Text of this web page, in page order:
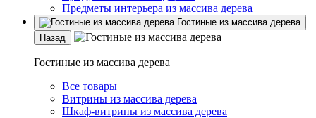
Предметы интерьера из массива дерева
Гостиные из массива дерева
Назад
Гостиные из массива дерева
Все товары
Витрины из массива дерева
Шкаф-витрины из массива дерева